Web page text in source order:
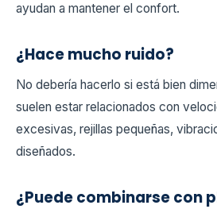
ayudan a mantener el confort.
¿Hace mucho ruido?
No debería hacerlo si está bien
suelen estar relacionados con
excesivas, rejillas pequeñas,
diseñados.
¿Puede combinarse con